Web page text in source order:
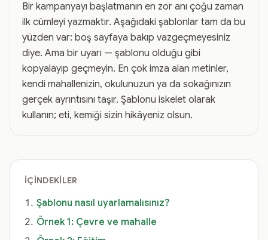
Bir kampanyayı başlatmanın en zor anı çoğu zaman
ilk cümleyi yazmaktır. Aşağıdaki şablonlar tam da bu
yüzden var: boş sayfaya bakıp vazgeçmeyesiniz
diye. Ama bir uyarı — şablonu olduğu gibi
kopyalayıp geçmeyin. En çok imza alan metinler,
kendi mahallenizin, okulunuzun ya da sokağınızın
gerçek ayrıntısını taşır. Şablonu iskelet olarak
kullanın; eti, kemiği sizin hikâyeniz olsun.
İÇINDEKILER
Şablonu nasıl uyarlamalısınız?
Örnek 1: Çevre ve mahalle